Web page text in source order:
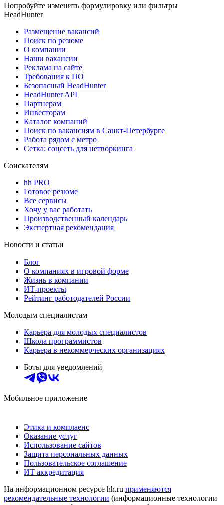
Попробуйте изменить формулировку или фильтры
HeadHunter
Размещение вакансий
Поиск по резюме
О компании
Наши вакансии
Реклама на сайте
Требования к ПО
Безопасный HeadHunter
HeadHunter API
Партнерам
Инвесторам
Каталог компаний
Поиск по вакансиям в Санкт-Петербурге
Работа рядом с метро
Сетка: соцсеть для нетворкинга
Соискателям
hh PRO
Готовое резюме
Все сервисы
Хочу у вас работать
Производственный календарь
Экспертная рекомендация
Новости и статьи
Блог
О компаниях в игровой форме
Жизнь в компании
ИТ-проекты
Рейтинг работодателей России
Молодым специалистам
Карьера для молодых специалистов
Школа программистов
Карьера в некоммерческих организациях
Боты для уведомлений
Мобильное приложение
Этика и комплаенс
Оказание услуг
Использование сайтов
Защита персональных данных
Пользовательское соглашение
ИТ аккредитация
На информационном ресурсе hh.ru применяются
рекомендательные технологии (информационные технологии